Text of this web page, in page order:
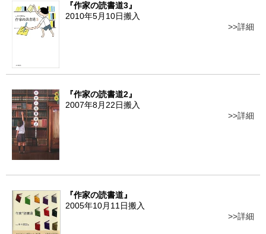
『作家の読書道3』
2010年5月10日搬入
詳細
『作家の読書道2』
2007年8月22日搬入
詳細
『作家の読書道』
2005年10月11日搬入
詳細